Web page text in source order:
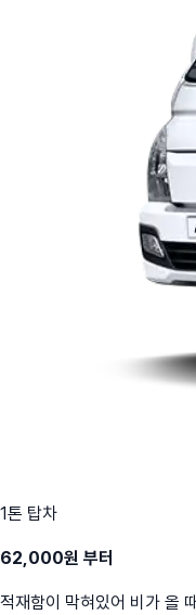
1톤 탑차
62,000원 부터
적재함이 막혀있어 비가 올